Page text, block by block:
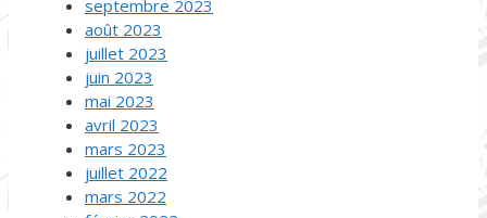
septembre 2023
août 2023
juillet 2023
juin 2023
mai 2023
avril 2023
mars 2023
juillet 2022
mars 2022